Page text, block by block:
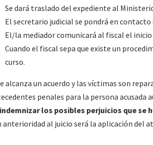
Se dará traslado del expediente al
El secretario judicial se pondrá en
El/la mediador comunicará al fiscal el
Cuando el fiscal sepa que existe un
curso.
alcanza un acuerdo y las víctimas son
penales para la persona acusada
los posibles perjuicios que se
anterioridad al juicio será la aplicación del